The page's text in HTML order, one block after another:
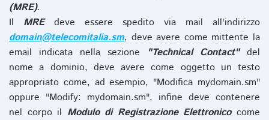
(MRE).
Il MREdeve essere spedito via mail all'indirizzo
domain@telecomitalia.sm, deve avere come mittente la
email indicata nella sezione
"Technical Contact"del
nome a dominio, deve avere come oggetto un testo
appropriato come, ad esempio, "Modifica mydomain.sm"
oppure "Modify: mydomain.sm", infine deve contenere
nel corpo il Modulo di Registrazione Elettronicocome